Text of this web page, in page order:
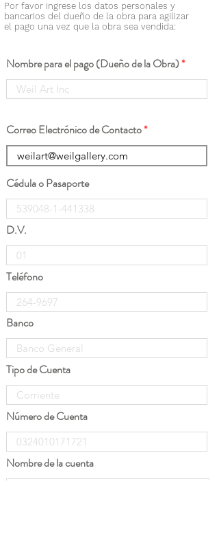
Por favor ingrese los datos personales y
bancarios del dueño de la obra para agilizar
el pago una vez que la obra sea vendida:
Nombre para el pago (Dueño de la Obra)
Correo Electrónico de Contacto
Cédula o Pasaporte
D.V.
Teléfono
Banco
Tipo de Cuenta
Número de Cuenta
Nombre de la cuenta